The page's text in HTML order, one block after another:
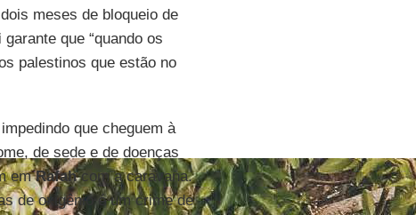
meses de bloqueio de
garante que “quando os
palestinos que estão no
que cheguem à
de sede e de doenças
emRafahcom a caravana.
de oxigênio é um crime de